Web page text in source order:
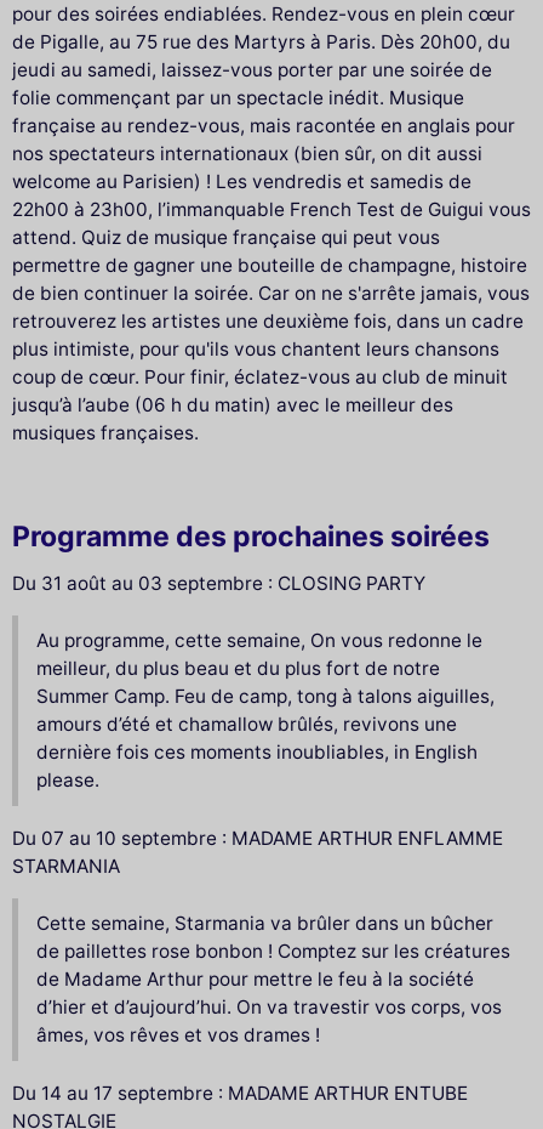
pour des soirées endiablées. Rendez-vous en plein cœur
de Pigalle, au 75 rue des Martyrs à Paris. Dès 20h00, du
jeudi au samedi, laissez-vous porter par une soirée de
folie commençant par un spectacle inédit. Musique
française au rendez-vous, mais racontée en anglais pour
nos spectateurs internationaux (bien sûr, on dit aussi
welcome au Parisien) ! Les vendredis et samedis de
22h00 à 23h00, l’immanquable French Test de Guigui vous
attend. Quiz de musique française qui peut vous
permettre de gagner une bouteille de champagne, histoire
de bien continuer la soirée. Car on ne s'arrête jamais, vous
retrouverez les artistes une deuxième fois, dans un cadre
plus intimiste, pour qu'ils vous chantent leurs chansons
coup de cœur. Pour finir, éclatez-vous au club de minuit
jusqu’à l’aube (06 h du matin) avec le meilleur des
musiques françaises.
Programme des prochaines soirées
Du 31 août au 03 septembre : CLOSING PARTY
Au programme, cette semaine, On vous redonne le
meilleur, du plus beau et du plus fort de notre
Summer Camp. Feu de camp, tong à talons aiguilles,
amours d’été et chamallow brûlés, revivons une
dernière fois ces moments inoubliables, in English
please.
Du 07 au 10 septembre : MADAME ARTHUR ENFLAMME
STARMANIA
Cette semaine, Starmania va brûler dans un bûcher
de paillettes rose bonbon ! Comptez sur les créatures
de Madame Arthur pour mettre le feu à la société
d’hier et d’aujourd’hui. On va travestir vos corps, vos
âmes, vos rêves et vos drames !
Du 14 au 17 septembre : MADAME ARTHUR ENTUBE
NOSTALGIE